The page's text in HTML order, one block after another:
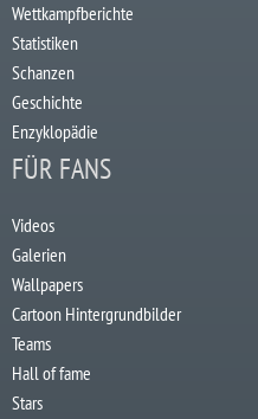
Wettkampfberichte
Statistiken
Schanzen
Geschichte
Enzyklopädie
FÜR FANS
Videos
Galerien
Wallpapers
Cartoon Hintergrundbilder
Teams
Hall of fame
Stars